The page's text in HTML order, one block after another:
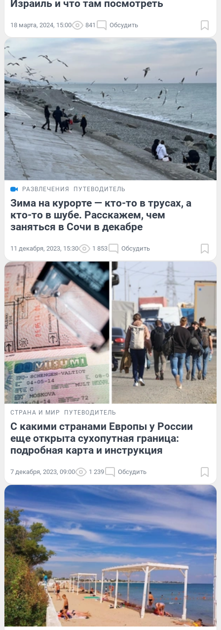
Израиль и что там посмотреть
18 марта, 2024, 15:00 841 Обсудить
РАЗВЛЕЧЕНИЯ ПУТЕВОДИТЕЛЬ
Зима на курорте — кто-то в трусах, а
кто-то в шубе. Расскажем, чем
заняться в Сочи в декабре
11 декабря, 2023, 15:30 1 853 Обсудить
СТРАНА И МИР ПУТЕВОДИТЕЛЬ
С какими странами Европы у России
еще открыта сухопутная граница:
подробная карта и инструкция
7 декабря, 2023, 09:00 1 239 Обсудить